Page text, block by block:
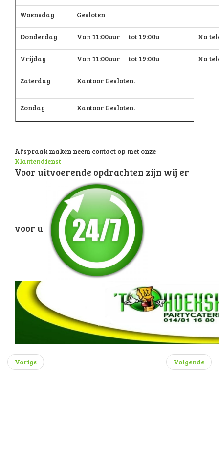
Woensdag Gesloten
Donderdag Van 11:00uur tot 19:00u Na
Vrijdag Van 11:00uur tot 19:00u Na
Zaterdag Kantoor Gesloten.
Zondag Kantoor Gesloten.
Afspraak maken neem contact op met onze
Klantendienst
Voor uitvoerende opdrachten zijn wij er
voor u
Vorige Volgende